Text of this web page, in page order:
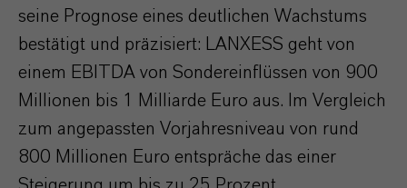
seine Prognose eines deutlichen Wachstums
bestätigt und präzisiert: LANXESS geht von
einem EBITDA von Sondereinflüssen von 900
Millionen bis 1 Milliarde Euro aus. Im Vergleich
zum angepassten Vorjahresniveau von rund
800 Millionen Euro entspräche das einer